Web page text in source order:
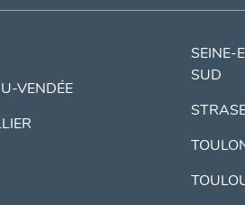
VENDÉE
SEINE-
SUD